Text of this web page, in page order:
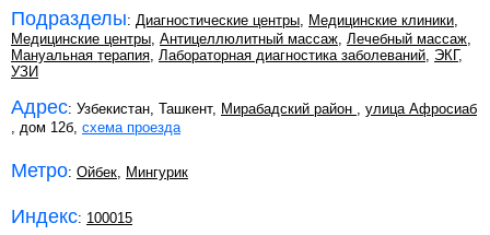
Подразделы: Диагностические центры, Медицинские клиники,
Медицинские центры, Антицеллюлитный массаж, Лечебный массаж,
Мануальная терапия, Лабораторная диагностика заболеваний, ЭКГ,
УЗИ
Адрес: Узбекистан, Ташкент, Мирабадский район , улица Афросиаб
, дом 12б, схема проезда
Метро: Ойбек Мингурик
Индекс: 100015